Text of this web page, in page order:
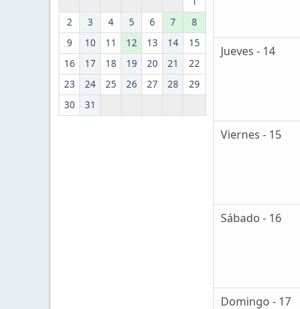
2
3 4 5 6 7
8
9
10 11 12 13 14
15
16
17 18 19 20 21
22
23
24 25 26 27 28
29
30
31
Jueves - 14
Viernes - 15
Sábado - 16
Domingo - 17